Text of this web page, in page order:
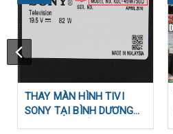
THAY MÀN HÌNH TIVI
SONY TẠI BÌNH DƯƠNG